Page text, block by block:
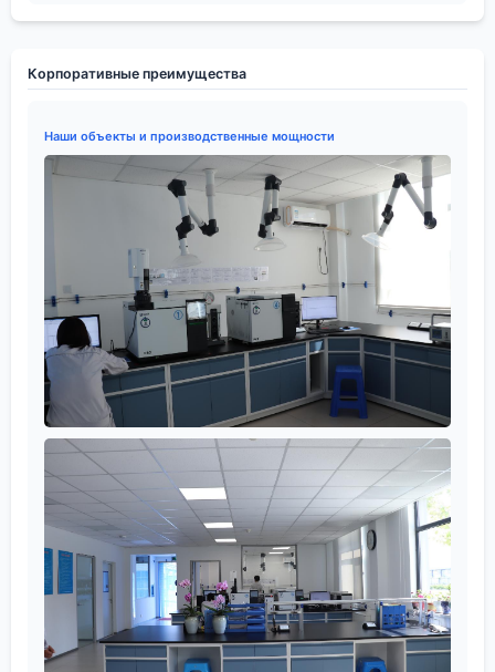
Корпоративные преимущества
Наши объекты и производственные мощности